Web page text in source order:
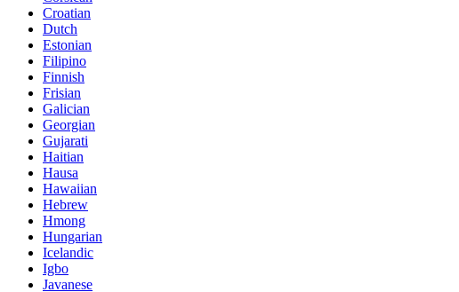
Croatian
Dutch
Estonian
Filipino
Finnish
Frisian
Galician
Georgian
Gujarati
Haitian
Hausa
Hawaiian
Hebrew
Hmong
Hungarian
Icelandic
Igbo
Javanese